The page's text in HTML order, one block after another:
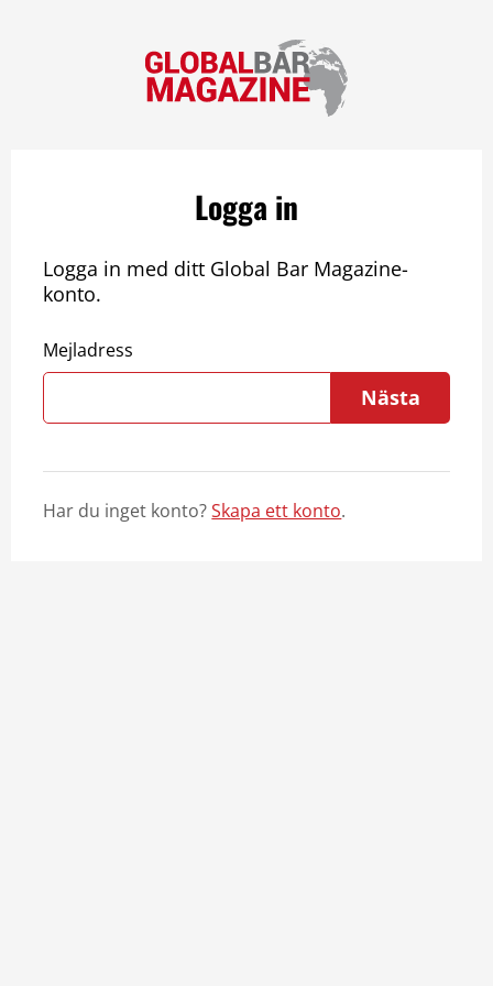
Logga in
Logga in med ditt Global Bar Magazine-
konto.
Mejladress
Nästa
Har du inget konto?Skapa ett konto.